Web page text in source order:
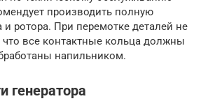
производить полную
и ротора. При перемотке деталей не
что все контактные кольца должны
напильником.
генератора